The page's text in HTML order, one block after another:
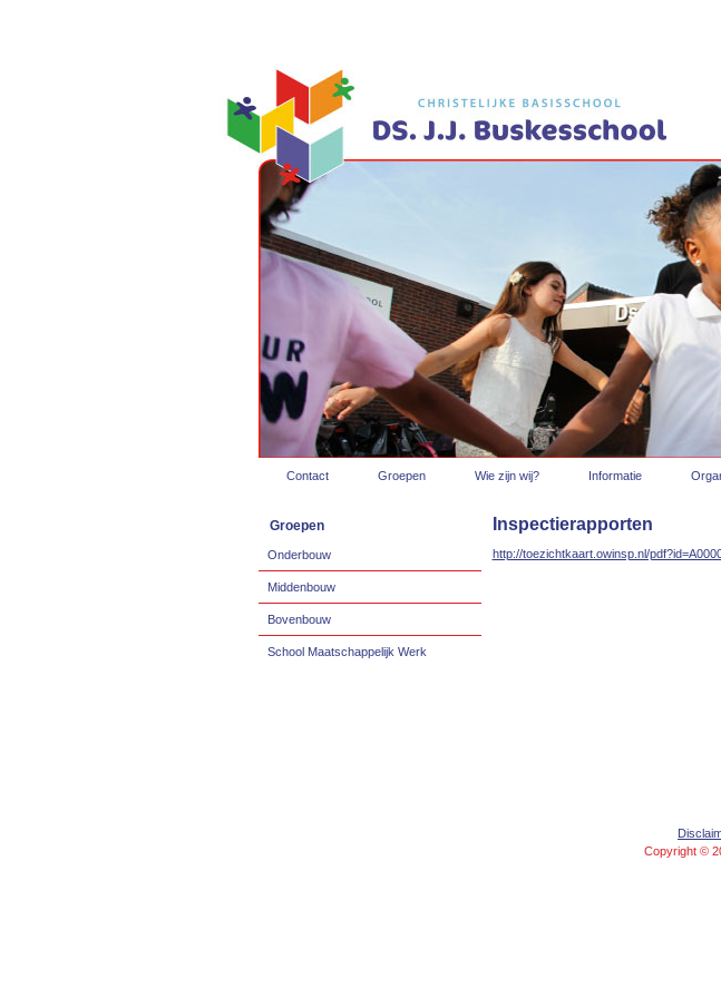
Contact Groepen Wie zijn wij? Informatie
Groepen
Onderbouw
Middenbouw
Bovenbouw
School Maatschappelijk Werk
Inspectierapporten
http://toezichtkaart.owinsp.nl/
Copyright ©